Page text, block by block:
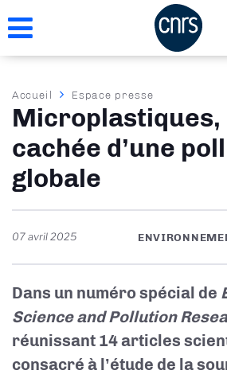
au
Fil
d'Ariane
Accueil Espace presse
Microplastiques,
cachée d’une
globale
07 avril 2025
Dans un numéro spécial de
Science and Pollution
réunissant 14 articles
consacré à l’étude de la